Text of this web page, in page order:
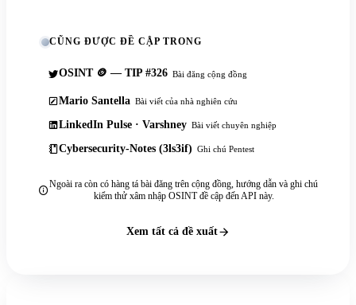
CŨNG ĐƯỢC ĐỀ CẬP TRONG
OSINT 🪙 — TIP #326 Bài đăng cộng đồng
Mario Santella Bài viết của nhà nghiên cứu
LinkedIn Pulse · Varshney Bài viết chuyên nghiệp
Cybersecurity-Notes (3ls3if) Ghi chú Pentest
Ngoài ra còn có hàng tá bài đăng trên cộng đồng, hướng dẫn và ghi chú
kiểm thử xâm nhập OSINT đề cập đến API này.
Xem tất cả đề xuất